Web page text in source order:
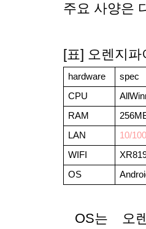
주요 사양은
[표] 오렌지
hardware
spec
CPU
RAM
LAN
10/
WIFI
OS